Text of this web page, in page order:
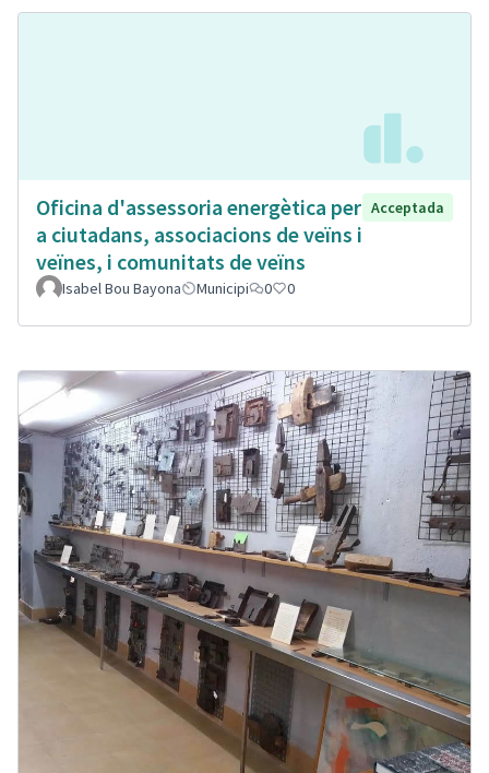
Oficina d'assessoria energètica per
a ciutadans, associacions de veïns i
veïnes, i comunitats de veïns
Acceptada
Isabel Bou Bayona Municipi 0 0